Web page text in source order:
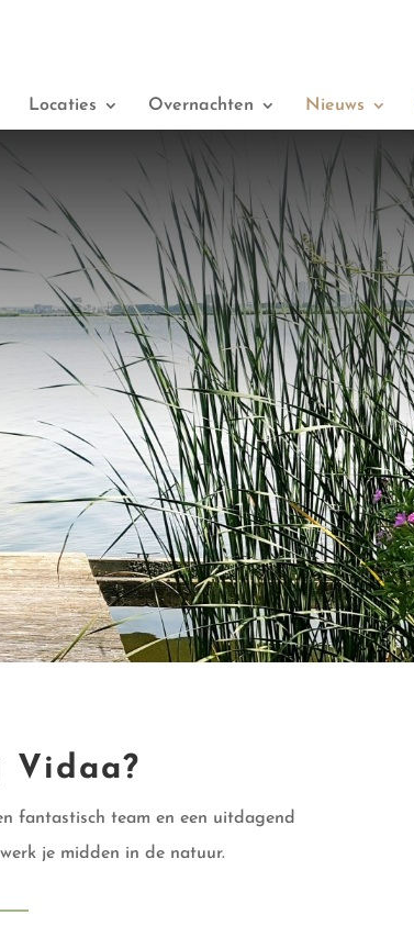
Locaties Overnachten Nieuws
fantastisch team en een uitdagend
je midden in de natuur.